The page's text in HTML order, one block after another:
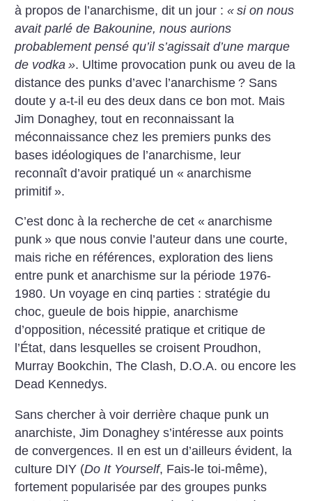
à propos de l’anarchisme, dit un jour :« si on nous
avait parlé de Bakounine, nous aurions
probablement pensé qu’il s’agissait d’une marque
de vodka ». Ultime provocation punk ou aveu de la
distance des punks d’avec l’anarchisme ? Sans
doute y a-t-il eu des deux dans ce bon mot. Mais
Jim Donaghey, tout en reconnaissant la
méconnaissance chez les premiers punks des
bases idéologiques de l’anarchisme, leur
reconnaît d’avoir pratiqué un « anarchisme
primitif ».
C’est donc à la recherche de cet « anarchisme
punk » que nous convie l’auteur dans une courte,
mais riche en références, exploration des liens
entre punk et anarchisme sur la période 1976-
1980. Un voyage en cinq parties : stratégie du
choc, gueule de bois hippie, anarchisme
d’opposition, nécessité pratique et critique de
l’État, dans lesquelles se croisent Proudhon,
Murray Bookchin, The Clash, D.O.A. ou encore les
Dead Kennedys.
Sans chercher à voir derrière chaque punk un
anarchiste, Jim Donaghey s’intéresse aux points
de convergences. Il en est un d’ailleurs évident, la
culture DIY (Do It Yourself, Fais-le toi-même),
fortement popularisée par des groupes punks